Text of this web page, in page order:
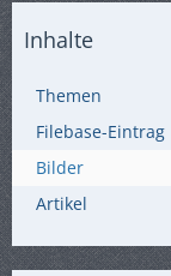
Inhalte
Themen
Filebase-Eintrag
Bilder
Artikel